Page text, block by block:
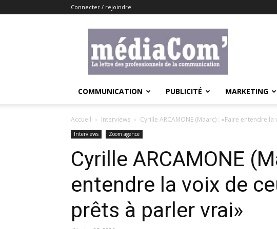
Connecter / rejoindre
COMMUNICATION PUBLICITÉ MARKETING
Accueil Interviews Cyrille ARCAMONE (Maarc) : «Faire entendre
Interviews Zoom agence
Cyrille ARCAMONE
entendre la voix de
prêts à parler vrai»